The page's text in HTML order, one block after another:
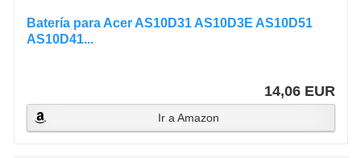
Batería para Acer AS10D31 AS10D3E AS10D51
AS10D41...
14,06 EUR
Ir a Amazon